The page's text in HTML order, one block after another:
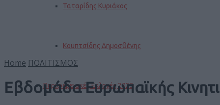
Ταταρίδης Κυριάκος
Κουπτσίδης Δημοσθένης
Περιφερειακές Εκλογές 2023
Home ΠΟΛΙΤΙΣΜΟΣ
Εβδομάδα Ευρωπαϊκής